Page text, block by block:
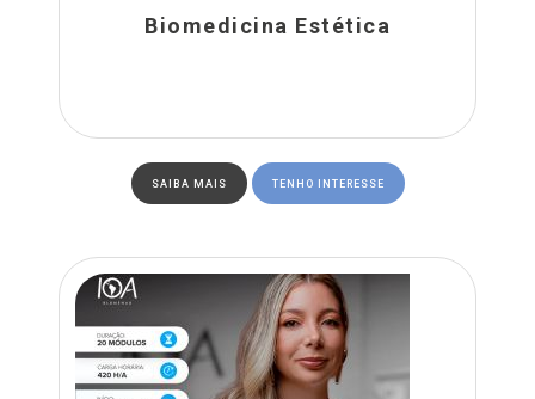
Biomedicina Estética
SAIBA MAIS TENHO INTERESSE